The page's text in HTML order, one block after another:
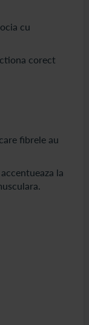
cu
corect
fibrele au
la